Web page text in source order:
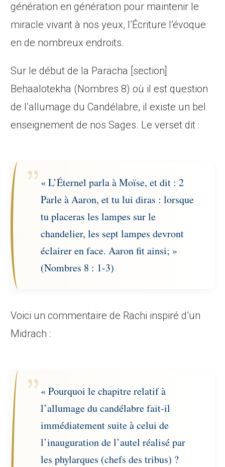
génération en génération pour maintenir le
miracle vivant à nos yeux, l’Écriture l’évoque
en de nombreux endroits.
Sur le début de la Paracha [section]
Behaalotekha (Nombres 8) où il est question
de l’allumage du Candélabre, il existe un bel
enseignement de nos Sages. Le verset dit :
« L’Éternel parla à Moïse, et dit : 2
Parle à Aaron, et tu lui diras : lorsque
tu placeras les lampes sur le
chandelier, les sept lampes devront
éclairer en face. Aaron fit ainsi; »
(Nombres 8 : 1-3)
Voici un commentaire de Rachi inspiré d’un
Midrach :
« Pourquoi le chapitre relatif à
l’allumage du candélabre fait-il
immédiatement suite à celui de
l’inauguration de l’autel réalisé par
les phylarques (chefs des tribus) ?